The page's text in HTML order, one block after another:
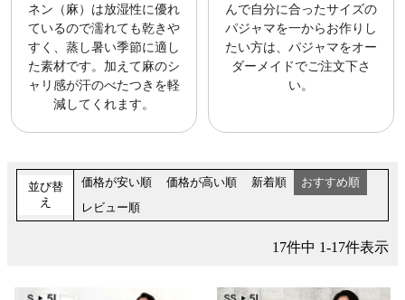
ネン（麻）は放湿性に優れ
ているので濡れても乾きや
すく、蒸し暑い季節に適し
た素材です。加えて麻のシ
ャリ感が汗のべたつきを軽
減してくれます。
んで自分に合ったサイズの
パジャマを一からお作りし
たい方は、パジャマをオー
ダーメイドでご注文下さ
い。
並び替
え
価格が安い順 価格が高い順 新着順
おすすめ順
レビュー順
17件中 1-17件表示